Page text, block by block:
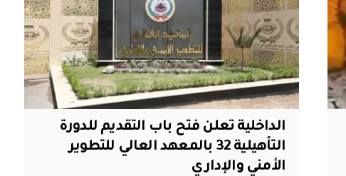
الداخلية تعلن فتح باب التقديم للدورة
التأهيلية 32 بالمعهد العالي للتطوير
الأمني والإداري